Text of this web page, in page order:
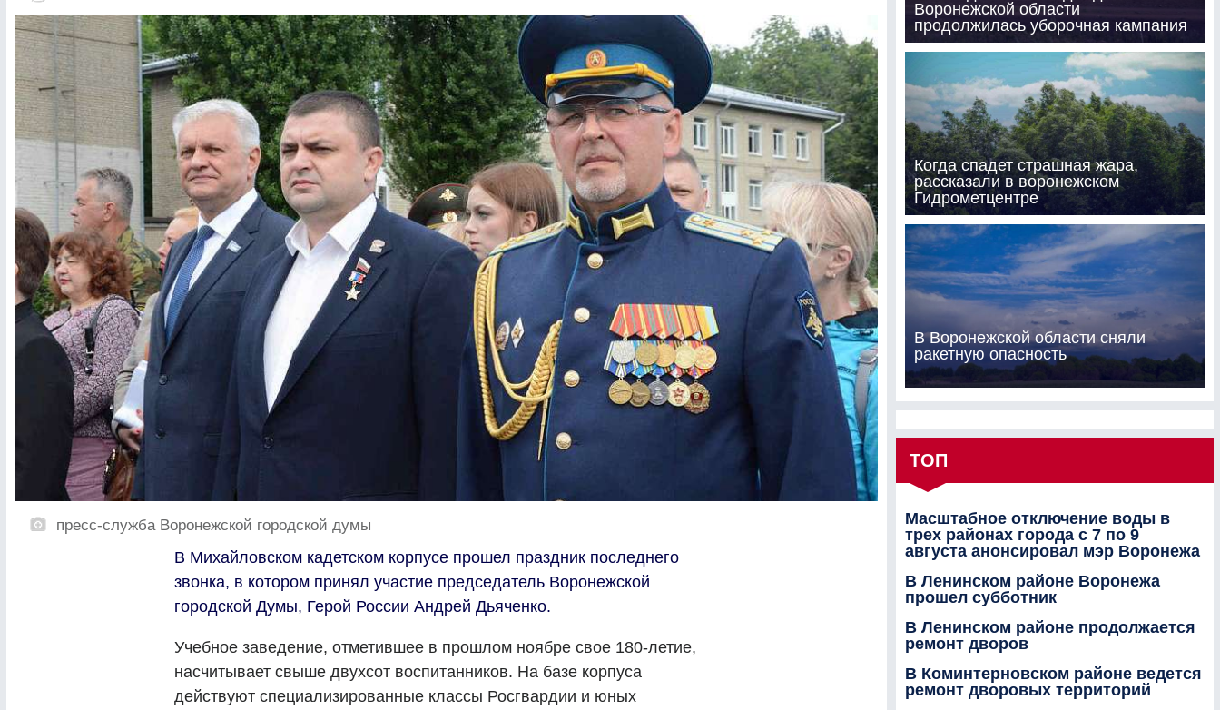
пресс-служба Воронежской городской думы
В Михайловском кадетском корпусе прошел праздник последнего
звонка, в котором принял участие председатель Воронежской
городской Думы, Герой России Андрей Дьяченко.
Учебное заведение, отметившее в прошлом ноябре свое 180-летие,
насчитывает свыше двухсот воспитанников. На базе корпуса
действуют специализированные классы Росгвардии и юных
Воронежской области
продолжилась уборочная кампания
Когда спадет страшная жара,
рассказали в воронежском
Гидрометцентре
В Воронежской области сняли
ракетную опасность
ТОП
Масштабное отключение воды в
трех районах города с 7 по 9
августа анонсировал мэр Воронежа
В Ленинском районе Воронежа
прошел субботник
В Ленинском районе продолжается
ремонт дворов
В Коминтерновском районе ведется
ремонт дворовых территорий